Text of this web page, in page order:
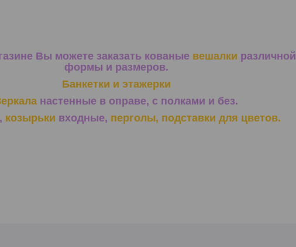
Вы можете заказать кованые вешалки различной
формы и размеров.
Банкетки и этажерки
настенные в оправе, с полками и без.
, козырьки входные, перголы, подставки для цветов.